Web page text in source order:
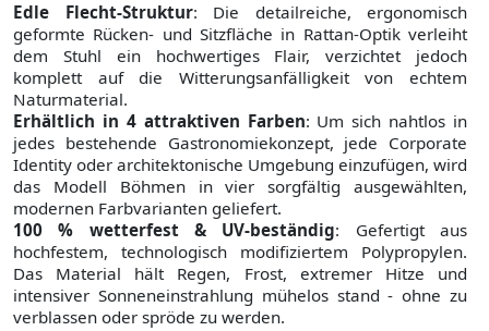
Edle Flecht-Struktur: Die detailreiche, ergonomisch
geformte Rücken- und Sitzfläche in Rattan-Optik verleiht
dem Stuhl ein hochwertiges Flair, verzichtet jedoch
komplett auf die Witterungsanfälligkeit von echtem
Naturmaterial.
Erhältlich in 4 attraktiven Farben: Um sich nahtlos in
jedes bestehende Gastronomiekonzept, jede Corporate
Identity oder architektonische Umgebung einzufügen, wird
das Modell Böhmen in vier sorgfältig ausgewählten,
modernen Farbvarianten geliefert.
100 % wetterfest & UV-beständig: Gefertigt aus
hochfestem, technologisch modifiziertem Polypropylen.
Das Material hält Regen, Frost, extremer Hitze und
intensiver Sonneneinstrahlung mühelos stand - ohne zu
verblassen oder spröde zu werden.